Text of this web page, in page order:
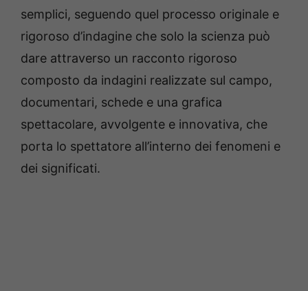
semplici, seguendo quel processo originale e
rigoroso d’indagine che solo la scienza può
dare attraverso un racconto rigoroso
composto da indagini realizzate sul campo,
documentari, schede e una grafica
spettacolare, avvolgente e innovativa, che
porta lo spettatore all’interno dei fenomeni e
dei significati.